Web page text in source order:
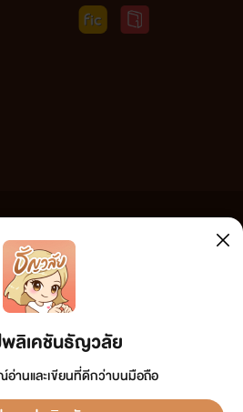
พลิเคชันธัญวลัย
อ่านและเขียนที่ดีกว่าบนมือถือ
อบต่อข้อความใดๆ ทั้งสิ้น ดังนั้นผู้อ่านทุกท่านโปรดใช้
ะหากท่านพบข้อความใดๆ ที่ขัดต่อกฎหมายและศีลธรรม
อทีมงานจะได้ดำเนินการในทันที ทั้งนี้ ทางเว็บไซต์ขอสงวน
เติม) พ.ศ.2558